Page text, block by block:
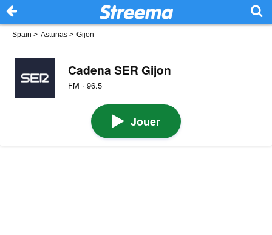
Spain > Asturias > Gijon
Cadena SER Gijon
FM · 96.5
Jouer